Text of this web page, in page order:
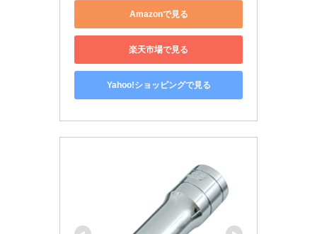
Amazonで見る
楽天市場で見る
Yahoo!ショッピングで見る